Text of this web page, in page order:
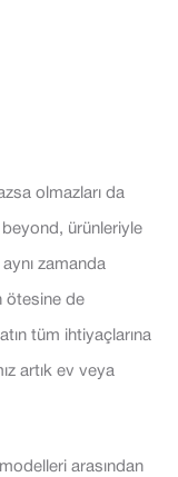
olmazları da
ürünleriyle
zamanda
ötesine de
tüm ihtiyaçlarına
artık ev veya
arasından